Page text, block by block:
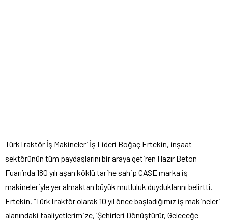
TürkTraktör İş Makineleri İş Lideri Boğaç Ertekin, inşaat
sektörünün tüm paydaşlarını bir araya getiren Hazır Beton
Fuarı’nda 180 yılı aşan köklü tarihe sahip CASE marka iş
makineleriyle yer almaktan büyük mutluluk duyduklarını belirtti.
Ertekin, “TürkTraktör olarak 10 yıl önce başladığımız iş makineleri
alanındaki faaliyetlerimize, ‘Şehirleri Dönüştürür, Geleceğe